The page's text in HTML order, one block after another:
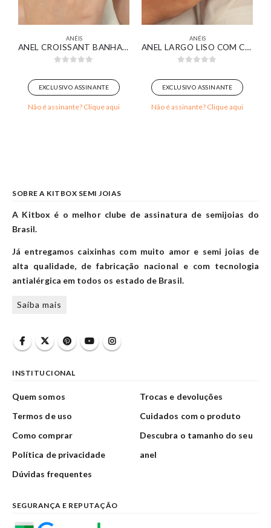
ANÉIS
ANEL CROISSANT BANHADO EM OURO 18K
EXCLUSIVO ASSINANTE
Não é assinante? Clique aqui
ANÉIS
ANEL LARGO LISO COM CORAÇÃO CRAVEJADO BANHADO EM OURO 18K
EXCLUSIVO ASSINANTE
Não é assinante? Clique aqui
SOBRE A KITBOX SEMI JOIAS
A Kitbox é o melhor clube de assinatura de semijoias do
Brasil.
Já entregamos caixinhas com muito amor e semi joias de
alta qualidade, de fabricação nacional e com tecnologia
antialérgica em todos os estado de Brasil.
Saiba mais
INSTITUCIONAL
Quem somos
Termos de uso
Como comprar
Política de privacidade
Dúvidas frequentes
Trocas e devoluções
Cuidados com o produto
Descubra o tamanho do seu
anel
SEGURANÇA E REPUTAÇÃO